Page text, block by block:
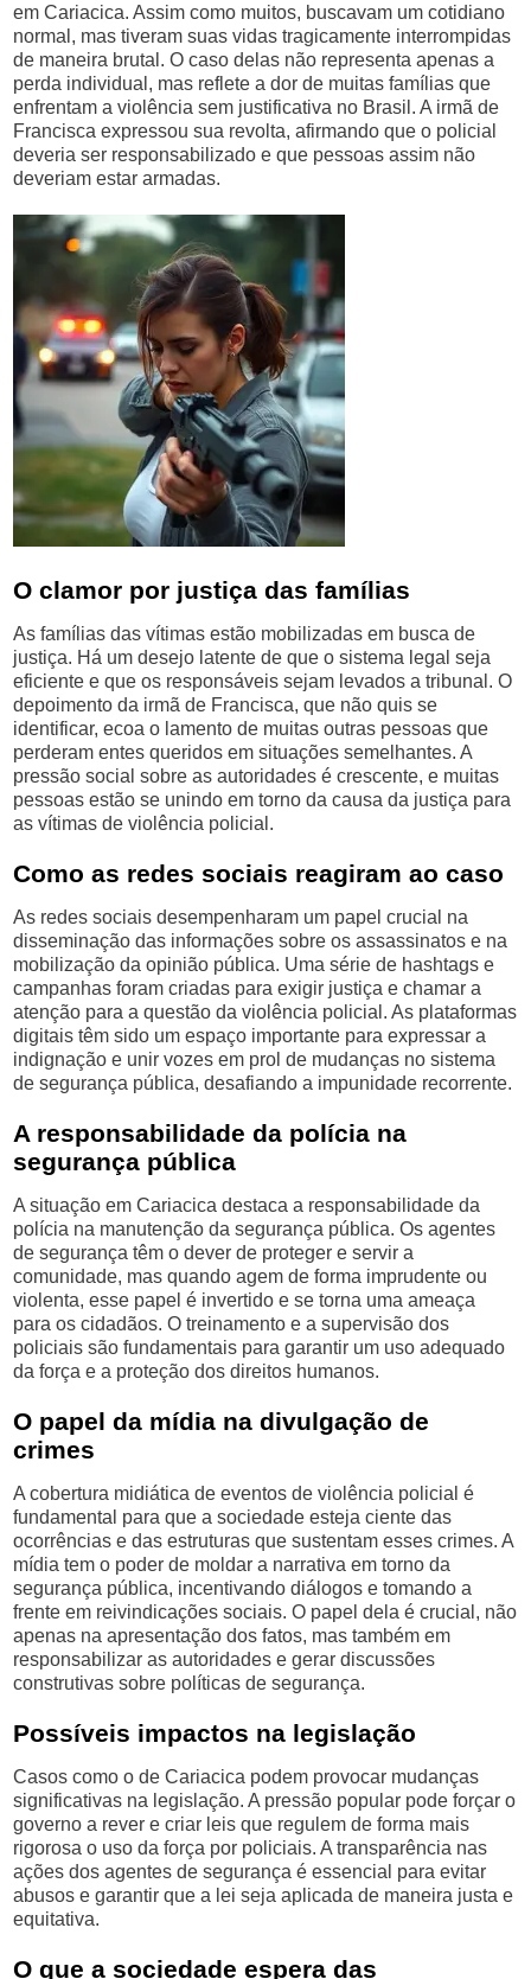
em Cariacica. Assim como muitos, buscavam um cotidiano
normal, mas tiveram suas vidas tragicamente interrompidas
de maneira brutal. O caso delas não representa apenas a
perda individual, mas reflete a dor de muitas famílias que
enfrentam a violência sem justificativa no Brasil. A irmã de
Francisca expressou sua revolta, afirmando que o policial
deveria ser responsabilizado e que pessoas assim não
deveriam estar armadas.
O clamor por justiça das famílias
As famílias das vítimas estão mobilizadas em busca de
justiça. Há um desejo latente de que o sistema legal seja
eficiente e que os responsáveis sejam levados a tribunal. O
depoimento da irmã de Francisca, que não quis se
identificar, ecoa o lamento de muitas outras pessoas que
perderam entes queridos em situações semelhantes. A
pressão social sobre as autoridades é crescente, e muitas
pessoas estão se unindo em torno da causa da justiça para
as vítimas de violência policial.
Como as redes sociais reagiram ao caso
As redes sociais desempenharam um papel crucial na
disseminação das informações sobre os assassinatos e na
mobilização da opinião pública. Uma série de hashtags e
campanhas foram criadas para exigir justiça e chamar a
atenção para a questão da violência policial. As plataformas
digitais têm sido um espaço importante para expressar a
indignação e unir vozes em prol de mudanças no sistema
de segurança pública, desafiando a impunidade recorrente.
A responsabilidade da polícia na
segurança pública
A situação em Cariacica destaca a responsabilidade da
polícia na manutenção da segurança pública. Os agentes
de segurança têm o dever de proteger e servir a
comunidade, mas quando agem de forma imprudente ou
violenta, esse papel é invertido e se torna uma ameaça
para os cidadãos. O treinamento e a supervisão dos
policiais são fundamentais para garantir um uso adequado
da força e a proteção dos direitos humanos.
O papel da mídia na divulgação de
crimes
A cobertura midiática de eventos de violência policial é
fundamental para que a sociedade esteja ciente das
ocorrências e das estruturas que sustentam esses crimes. A
mídia tem o poder de moldar a narrativa em torno da
segurança pública, incentivando diálogos e tomando a
frente em reivindicações sociais. O papel dela é crucial, não
apenas na apresentação dos fatos, mas também em
responsabilizar as autoridades e gerar discussões
construtivas sobre políticas de segurança.
Possíveis impactos na legislação
Casos como o de Cariacica podem provocar mudanças
significativas na legislação. A pressão popular pode forçar o
governo a rever e criar leis que regulem de forma mais
rigorosa o uso da força por policiais. A transparência nas
ações dos agentes de segurança é essencial para evitar
abusos e garantir que a lei seja aplicada de maneira justa e
equitativa.
O que a sociedade espera das